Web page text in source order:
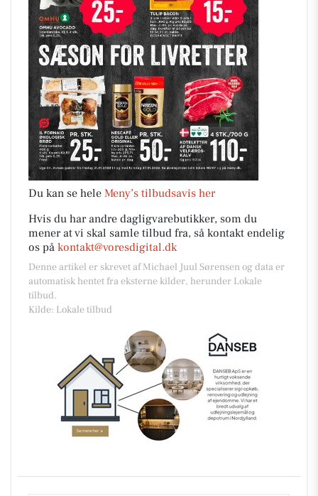
Du kan se hele Meny’s tilbudsavis her
Hvis du har andre dagligvarebutikker, som du
mener at vi skal samle tilbud fra, så kontakt endelig
os på kontakt@voresdigital.dk
Denne artikel er skrevet af Michael Juul Sørensen og data er
automatisk hentet fra eksterne kilder, herunder Lokale
tilbud.
Kilde: Lokale tilbud